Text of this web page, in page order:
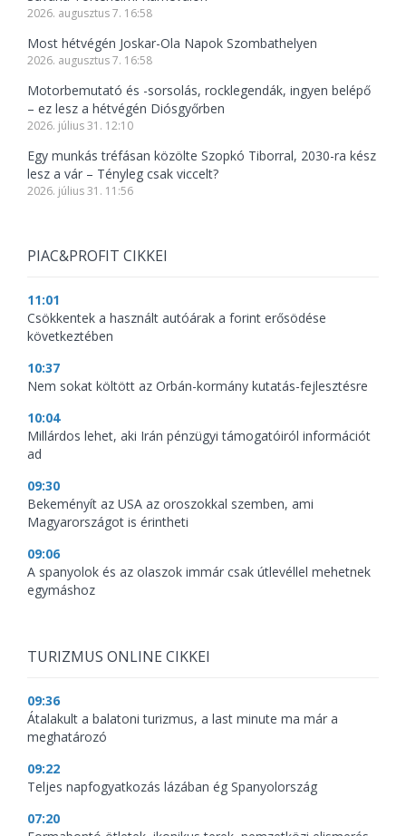
2026. augusztus 7. 16:58
Most hétvégén Joskar-Ola Napok Szombathelyen
2026. augusztus 7. 16:58
Motorbemutató és -sorsolás, rocklegendák, ingyen belépő
– ez lesz a hétvégén Diósgyőrben
2026. július 31. 12:10
Egy munkás tréfásan közölte Szopkó Tiborral, 2030-ra kész
lesz a vár – Tényleg csak viccelt?
2026. július 31. 11:56
PIAC&PROFIT CIKKEI
11:01
Csökkentek a használt autóárak a forint erősödése
következtében
10:37
Nem sokat költött az Orbán-kormány kutatás-fejlesztésre
10:04
Millárdos lehet, aki Irán pénzügyi támogatóiról információt
ad
09:30
Bekeményít az USA az oroszokkal szemben, ami
Magyarországot is érintheti
09:06
A spanyolok és az olaszok immár csak útlevéllel mehetnek
egymáshoz
TURIZMUS ONLINE CIKKEI
09:36
Átalakult a balatoni turizmus, a last minute ma már a
meghatározó
09:22
Teljes napfogyatkozás lázában ég Spanyolország
07:20